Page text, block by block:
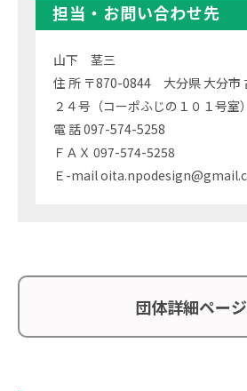
担当・お問い合わせ先
山下 茎三
住 所 〒870-0844 大分県 大分市
２４号（コーポふじの１０１号室）
電 話 097-574-5258
ＦＡＸ 097-574-5258
Ｅ-mail
団体詳細ペー